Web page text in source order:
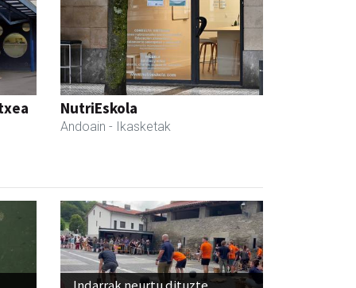
NutriEskola
Andoain - Ikasketak